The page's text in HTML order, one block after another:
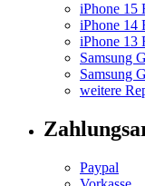
iPhone 15
iPhone 14
iPhone 13
Samsung
Samsung
weitere
Paypal